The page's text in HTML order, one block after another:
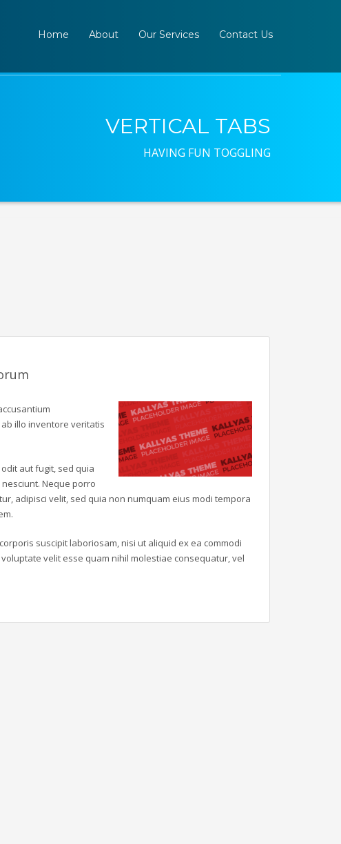
Home About Our Services Contact Us
VERTICAL TABS
HAVING FUN TOGGLING
illo inventore veritatis
aut fugit, sed quia
Neque porro
adipisci velit, sed quia non numquam eius modi tempora
suscipit laboriosam, nisi ut aliquid ex ea commodi
velit esse quam nihil molestiae consequatur, vel